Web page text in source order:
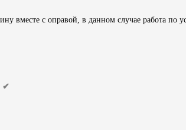
вместе с оправой, в данном случае работа по
✔